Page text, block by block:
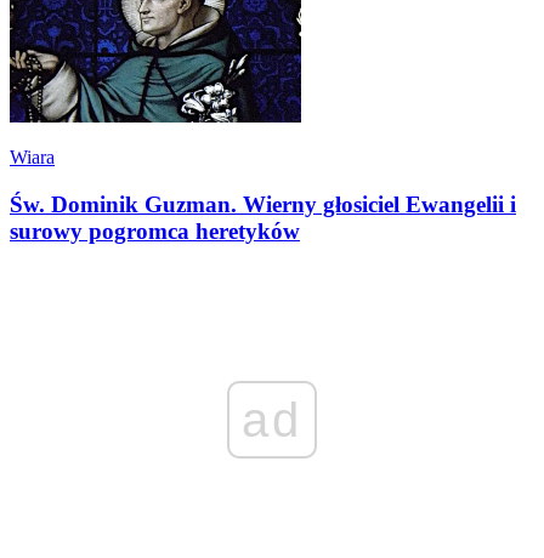
Wiara
Św. Dominik Guzman. Wierny głosiciel Ewangelii i
surowy pogromca heretyków
ad